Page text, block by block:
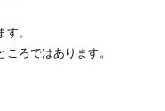
。
ろではあります。